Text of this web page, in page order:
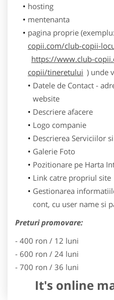
hosting
mentenanta
pagina proprie (exemplu:
copii.com/club-copii-
https://www.club-
copii/tineretului ) unde
Datele de Contact -
website
Descriere afacere
Logo companie
Descrierea Serviciilor
Galerie Foto
Pozitionare pe Harta
Link catre propriul site
Gestionarea
cont, cu user name si
Preturi promovare:
- 400 ron / 12 luni
- 600 ron / 24 luni
- 700 ron / 36 luni
It's online